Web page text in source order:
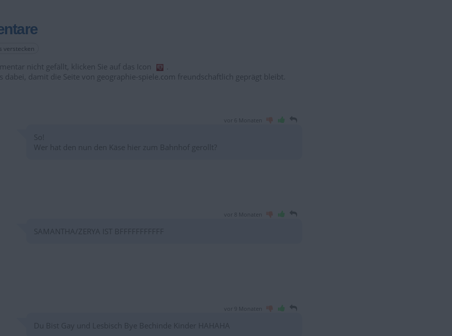
verstecken
nicht gefällt, klicken Sie auf das Icon
dabei, damit die Seite von geographie-spiele.com freundschaftlich geprägt bleibt.
vor 6 Monaten
So!
Wer hat den nun den Käse hier zum Bahnhof gerollt?
vor 8 Monaten
SAMANTHA/ZERYA IST BFFFFFFFFFFF
vor 9 Monaten
Du Bist Gay und Lesbisch Bye Bechinde Kinder HAHAHA